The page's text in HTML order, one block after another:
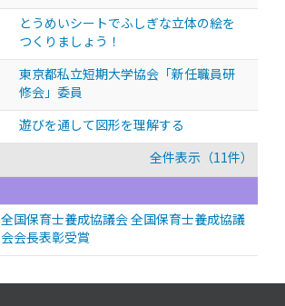
とうめいシートでふしぎな立体の絵を
つくりましょう！
東京都私立短期大学協会「新任職員研
修会」委員
遊びを通して図形を理解する
全件表示（11件）
全国保育士養成協議会 全国保育士養成協議
会会長表彰受賞